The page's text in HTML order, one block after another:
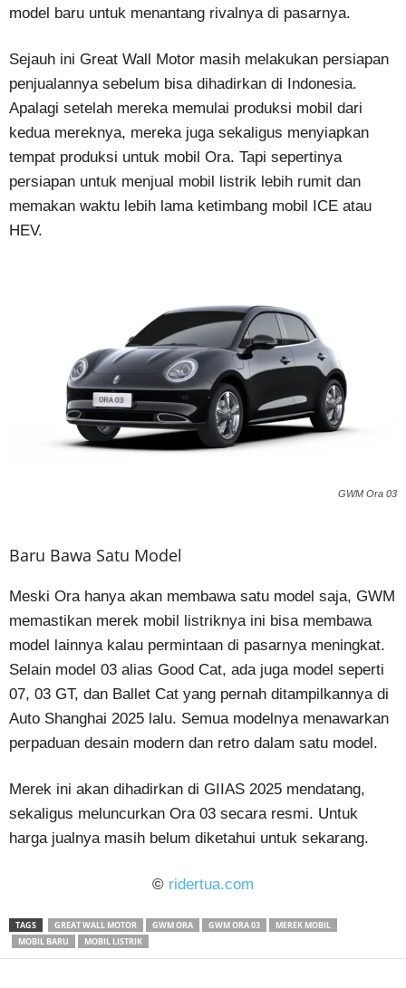
model baru untuk menantang rivalnya di pasarnya.
Sejauh ini Great Wall Motor masih melakukan persiapan
penjualannya sebelum bisa dihadirkan di Indonesia.
Apalagi setelah mereka memulai produksi mobil dari
kedua mereknya, mereka juga sekaligus menyiapkan
tempat produksi untuk mobil Ora. Tapi sepertinya
persiapan untuk menjual mobil listrik lebih rumit dan
memakan waktu lebih lama ketimbang mobil ICE atau
HEV.
GWM Ora 03
Baru Bawa Satu Model
Meski Ora hanya akan membawa satu model saja, GWM
memastikan merek mobil listriknya ini bisa membawa
model lainnya kalau permintaan di pasarnya meningkat.
Selain model 03 alias Good Cat, ada juga model seperti
07, 03 GT, dan Ballet Cat yang pernah ditampilkannya di
Auto Shanghai 2025 lalu. Semua modelnya menawarkan
perpaduan desain modern dan retro dalam satu model.
Merek ini akan dihadirkan di GIIAS 2025 mendatang,
sekaligus meluncurkan Ora 03 secara resmi. Untuk
harga jualnya masih belum diketahui untuk sekarang.
© ridertua.com
TAGS GREAT WALL MOTOR GWM ORA GWM ORA 03
MEREK MOBIL
MOBIL BARU
MOBIL LISTRIK